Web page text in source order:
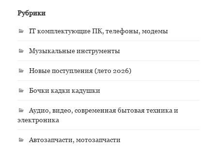
Рубрики
IT комплектующие ПК, телефоны, модемы
Музыкальные инструменты
Новые поступления (лето 2026)
Бочки кадки кадушки
Аудио, видео, современная бытовая техника и
электроника
Автозапчасти, мотозапчасти